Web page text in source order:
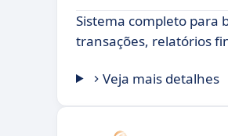
Sistema completo para
transações, relatórios
Veja mais detalhes